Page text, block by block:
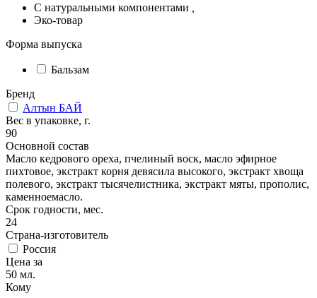
С натуральными компонентами
Эко-товар
Форма выпуска
Бальзам
Бренд
Алтын БАЙ
Вес в упаковке, г.
90
Основной состав
Масло кедрового ореха, пчелиный воск, масло эфирное
пихтовое, экстракт корня девясила высокого, экстракт хвоща
полевого, экстракт тысячелистника, экстракт мяты, прополис,
каменноемасло.
Срок годности, мес.
24
Страна-изготовитель
Россия
Цена за
50 мл.
Кому